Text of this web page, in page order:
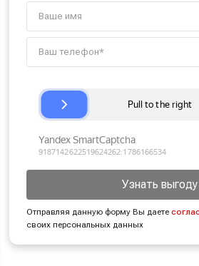
Узнать выгоду
Отправляя данную форму Вы даете
своих персональных данных